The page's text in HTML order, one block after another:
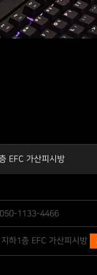
EFC 가산피시방
050-1133-4466
하1층 EFC 가산피시방